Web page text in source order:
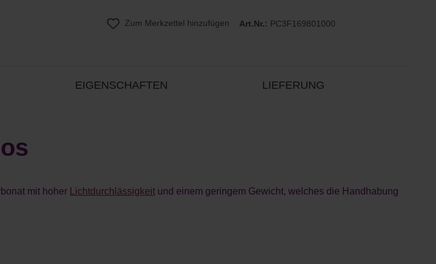
Zum Merkzettel hinzufügen Art.Nr.: PC3F169801000
EIGENSCHAFTEN LIEFERUNG
mit hoher Lichtdurchlässigkeit und einem geringem Gewicht, welches die Handhabung